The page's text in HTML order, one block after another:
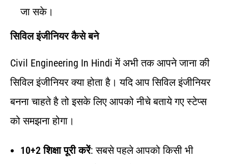
जा सके।
सिविल इंजीनियर कैसे बने
Civil Engineering In Hindi में अभी तक आपने जाना की
सिविल इंजीनियर क्या होता है। यदि आप सिविल इंजीनियर
बनना चाहते है तो इसके लिए आपको नीचे बताये गए स्टेप्स
को समझना होगा।
10+2 शिक्षा पूरी करें: सबसे पहले आपको किसी भी